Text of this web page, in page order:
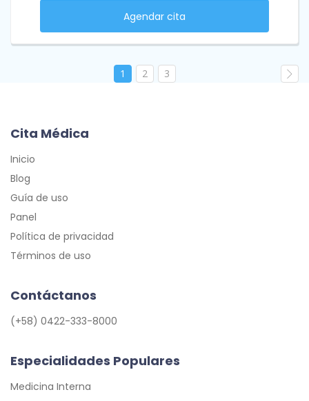
Agendar cita
1 2 3
Cita Médica
Inicio
Blog
Guía de uso
Panel
Política de privacidad
Términos de uso
Contáctanos
(+58) 0422-333-8000
Especialidades Populares
Medicina Interna